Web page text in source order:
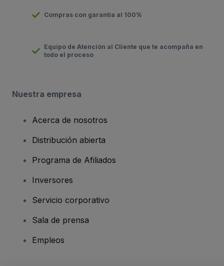
Compras con garantía al 100%
Equipo de Atención al Cliente que te acompaña en
todo el proceso
Nuestra empresa
Acerca de nosotros
Distribución abierta
Programa de Afiliados
Inversores
Servicio corporativo
Sala de prensa
Empleos